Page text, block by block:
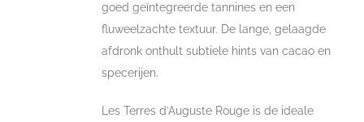
goed geïntegreerde tannines en een
fluweelzachte textuur. De lange, gelaagde
afdronk onthult subtiele hints van cacao en
specerijen.
Les Terres d’Auguste Rouge is de ideale